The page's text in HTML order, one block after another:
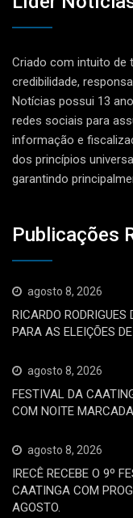
Criado com intuito de
credibilidade,
Notícias possui 13
redes sociais para
informação e
dos princípios
garantindo
Publicações
agosto 8, 2026
RICARDO RODRIGUES
PARA AS ELEIÇÕES
agosto 8, 2026
FESTIVAL DA
COM NOITE
agosto 8, 2026
IRECÊ RECEBE O 9º
CAATINGA COM
AGOSTO.